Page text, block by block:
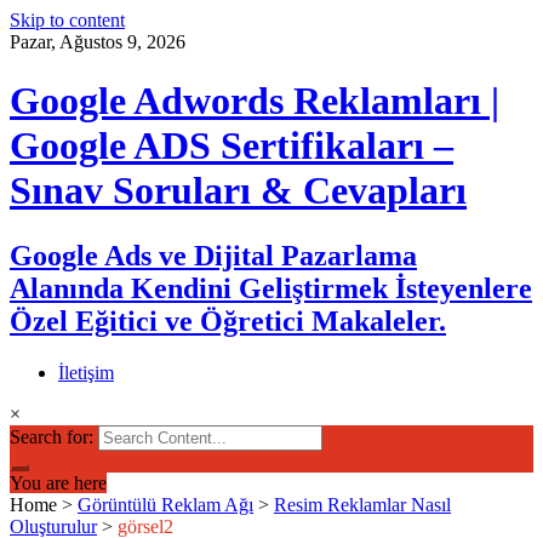
Skip to content
Pazar, Ağustos 9, 2026
Google Adwords Reklamları |
Google ADS Sertifikaları –
Sınav Soruları & Cevapları
Google Ads ve Dijital Pazarlama
Alanında Kendini Geliştirmek İsteyenlere
Özel Eğitici ve Öğretici Makaleler.
İletişim
×
Search for:
You are here
Home > Görüntülü Reklam Ağı > Resim Reklamlar Nasıl
Oluşturulur > görsel2